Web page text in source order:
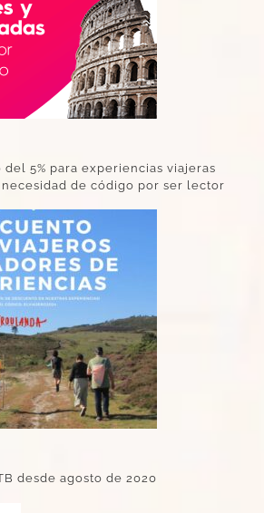
5% para experiencias viajeras
de código por ser lector
desde agosto de 2020